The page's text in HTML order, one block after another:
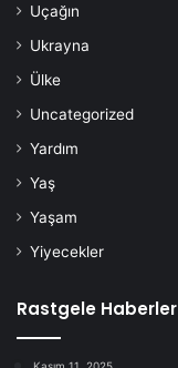
Uçağın
Ukrayna
Ülke
Uncategorized
Yardım
Yaş
Yaşam
Yiyecekler
Rastgele Haberler
Kasım 11, 2025